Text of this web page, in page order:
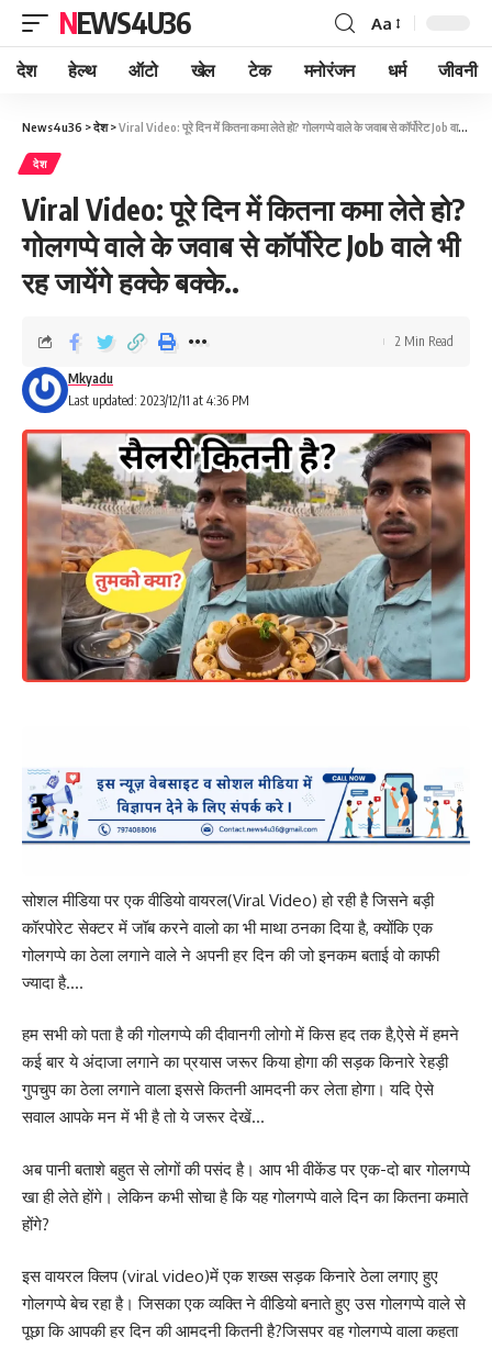
NEWS4U36 Aa
देश हेल्थ ऑटो खेल टेक मनोरंजन धर्म जीवनी
News4u36 >देश>Viral Video: पूरे दिन में कितना कमा लेते हो? गोलगप्पे वाले के जवाब से कॉर्पोरेट Job वाले भी रह जायेंगे हक्के बक्के..
देश
Viral Video: पूरे दिन में कितना कमा लेते हो?
गोलगप्पे वाले के जवाब से कॉर्पोरेट Job वाले भी
रह जायेंगे हक्के बक्के..
Last updated: 2023/12/11 at 4:36 PM
Mkyadu
2 Min Read
सोशल मीडिया पर एक वीडियो वायरल(Viral Video) हो रही है जिसने बड़ी
कॉरपोरेट सेक्टर में जॉब करने वालो का भी माथा ठनका दिया है, क्योंकि एक
गोलगप्पे का ठेला लगाने वाले ने अपनी हर दिन की जो इनकम बताई वो काफी
ज्यादा है….
हम सभी को पता है की गोलगप्पे की दीवानगी लोगो में किस हद तक है,ऐसे में हमने
कई बार ये अंदाजा लगाने का प्रयास जरूर किया होगा की सड़क किनारे रेहड़ी
गुपचुप का ठेला लगाने वाला इससे कितनी आमदनी कर लेता होगा। यदि ऐसे
सवाल आपके मन में भी है तो ये जरूर देखें…
अब पानी बताशे बहुत से लोगों की पसंद है। आप भी वीकेंड पर एक-दो बार गोलगप्पे
खा ही लेते होंगे। लेकिन कभी सोचा है कि यह गोलगप्पे वाले दिन का कितना कमाते
होंगे?
इस वायरल क्लिप (viral video)में एक शख्स सड़क किनारे ठेला लगाए हुए
गोलगप्पे बेच रहा है। जिसका एक व्यक्ति ने वीडियो बनाते हुए उस गोलगप्पे वाले से
पूछा कि आपकी हर दिन की आमदनी कितनी है?जिसपर वह गोलगप्पे वाला कहता